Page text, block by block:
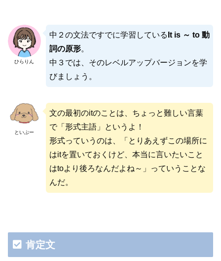
ひらりん
中２の文法ですでに学習している It is ～ to 動
詞の原形。
中３では、そのレベルアップバージョンを学
びましょう。
といぷー
文の最初のitのことは、ちょっと難しい言葉
で「形式主語」というよ！
形式っていうのは、「とりあえずこの場所に
はitを置いておくけど、本当に言いたいこと
はtoより後ろなんだよね～」っていうことな
んだ。
肯定文